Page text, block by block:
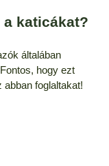
katicákat?
általában
hogy ezt
foglaltakat!